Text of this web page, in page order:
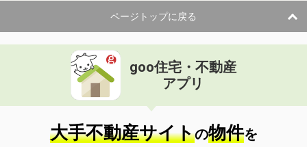
ページトップに戻る
goo住宅・不動産
アプリ
大手不動産サイトの物件を